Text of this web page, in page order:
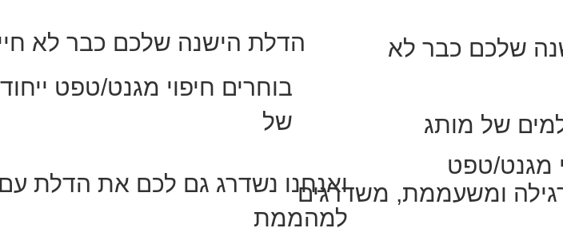
מגנט/טפט
של מותג
ומשעממת, משדרגים
שלכם כבר לא .הדלת הישנה שלכם כבר לא
בוחרים חיפוי מגנט/טפט
של
למהממת